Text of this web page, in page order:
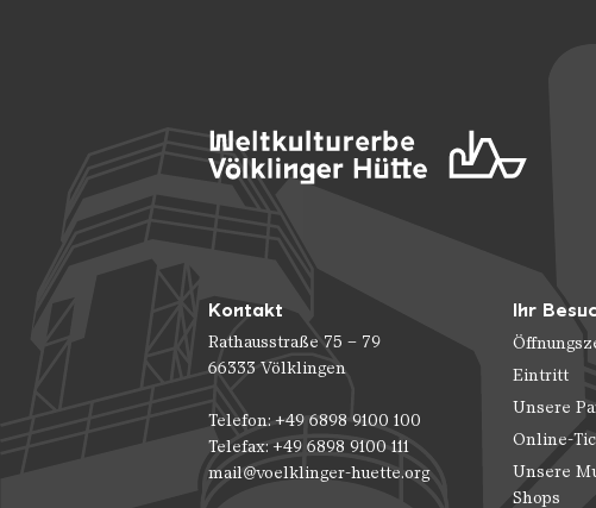
Kontakt
Rathausstraße 75 – 79
66333 Völklingen
Telefon: +49 6898 9100 100
Telefax: +49 6898 9100 111
mail@voelklinger-huette.org
Ihr
Eintritt
Unsere
Online-
Unsere
Shops